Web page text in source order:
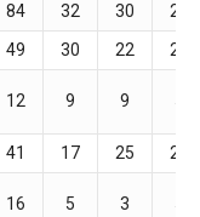
84 32 30
27
49 30 22
22
12 9 9
41 17 25
22
16 5 3